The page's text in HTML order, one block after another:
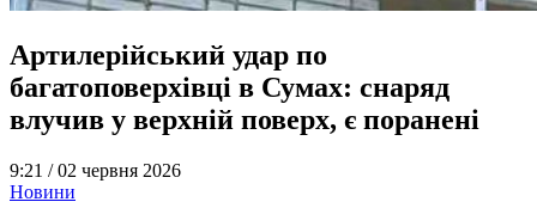
Артилерійський удар по
багатоповерхівці в Сумах: снаряд
влучив у верхній поверх, є поранені
9:21 /02 червня 2026
Новини